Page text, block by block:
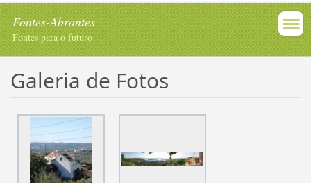
Fontes-Abrantes
Fontes para o futuro
Galeria de Fotos